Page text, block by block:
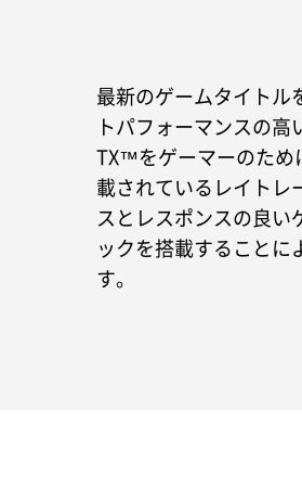
最新のゲームタイトル
トパフォーマンスの
TX™をゲーマーのため
載されているレイトレ
スとレスポンスの良い
ックを搭載すること
す。